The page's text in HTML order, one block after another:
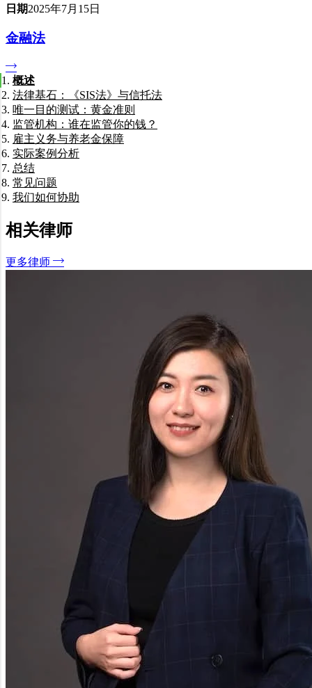
日期2025年7月15日
金融法
概述
法律基石：《SIS法》与信托法
唯一目的测试：黄金准则
监管机构：谁在监管你的钱？
雇主义务与养老金保障
实际案例分析
总结
常见问题
什么是“唯一目的测试”？
如果雇主未按时缴纳养老金会怎样？
SMSF 受托人需要为错误承担法律责任吗？
什么是“内部资产”（In-House Asset）？
我们如何协助
相关律师
更多律师